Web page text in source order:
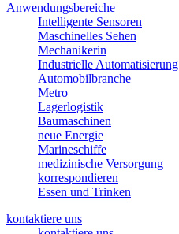
Anwendungsbereiche
Intelligente Sensoren
Maschinelles Sehen
Mechanikerin
Industrielle Automatisierung
Automobilbranche
Metro
Lagerlogistik
Baumaschinen
neue Energie
Marineschiffe
medizinische Versorgung
korrespondieren
Essen und Trinken
kontaktiere uns